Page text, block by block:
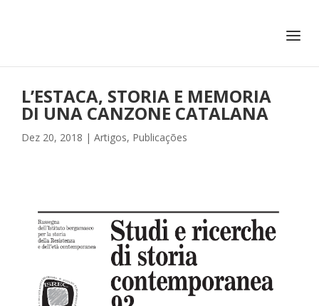
L’ESTACA, STORIA E MEMORIA
DI UNA CANZONE CATALANA
Dez 20, 2018 | Artigos, Publicações